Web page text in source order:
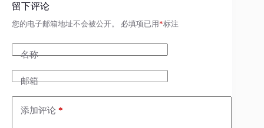
留下评论
您的电子邮箱地址不会被公开。 必填项已用*标注
名称
邮箱
添加评论 *